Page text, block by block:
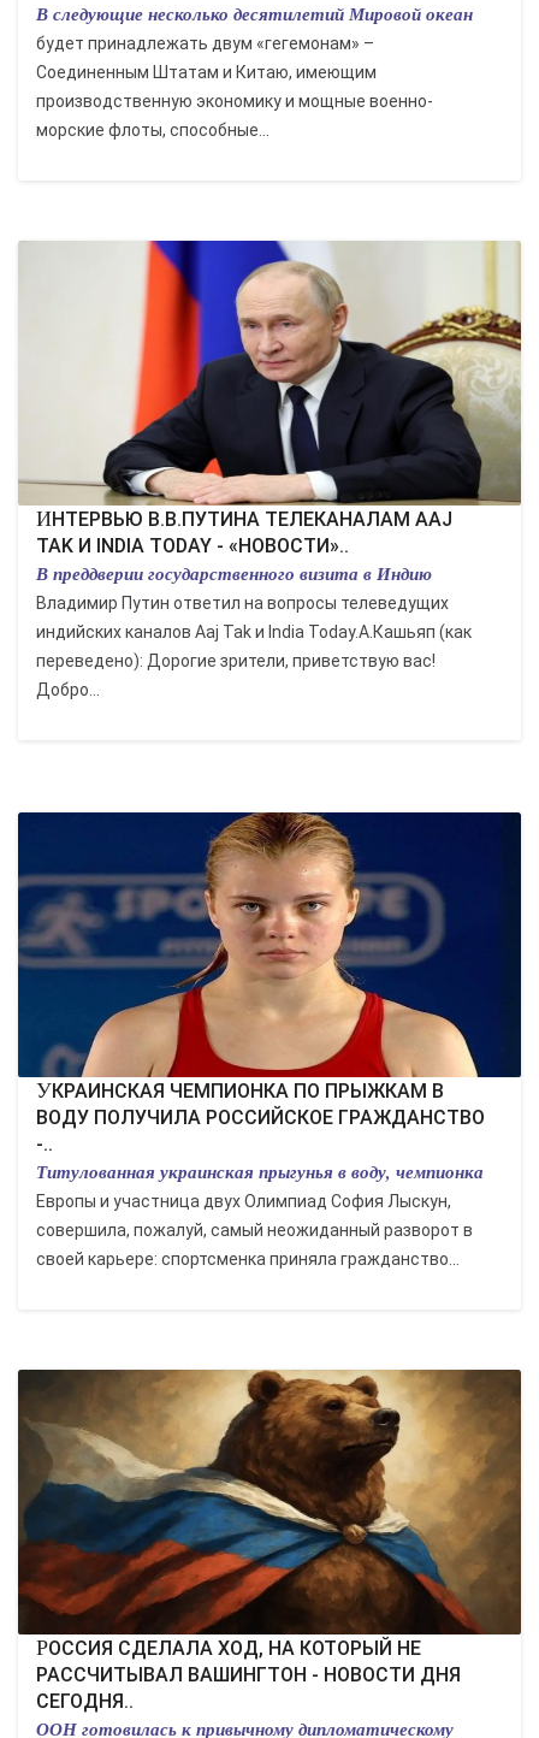
В следующие несколько десятилетий Мировой океан
будет принадлежать двум «гегемонам» –
Соединенным Штатам и Китаю, имеющим
производственную экономику и мощные военно-
морские флоты, способные...
ИНТЕРВЬЮ В.В.ПУТИНА ТЕЛЕКАНАЛАМ AAJ
TAK И INDIA TODAY - «НОВОСТИ»..
В преддверии государственного визита в Индию
Владимир Путин ответил на вопросы телеведущих
индийских каналов Aaj Tak и India Today.А.Кашьяп (как
переведено): Дорогие зрители, приветствую вас!
Добро...
УКРАИНСКАЯ ЧЕМПИОНКА ПО ПРЫЖКАМ В
ВОДУ ПОЛУЧИЛА РОССИЙСКОЕ ГРАЖДАНСТВО
-..
Титулованная украинская прыгунья в воду, чемпионка
Европы и участница двух Олимпиад София Лыскун,
совершила, пожалуй, самый неожиданный разворот в
своей карьере: спортсменка приняла гражданство...
РОССИЯ СДЕЛАЛА ХОД, НА КОТОРЫЙ НЕ
РАССЧИТЫВАЛ ВАШИНГТОН - НОВОСТИ ДНЯ
СЕГОДНЯ..
ООН готовилась к привычному дипломатическому